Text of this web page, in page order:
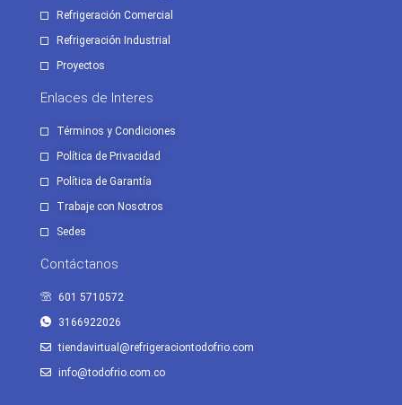
Refrigeración Comercial
Refrigeración Industrial
Proyectos
Enlaces de Interes
Términos y Condiciones
Política de Privacidad
Política de Garantía
Trabaje con Nosotros
Sedes
Contáctanos
601 5710572
3166922026
tiendavirtual@refrigeraciontodofrio.com
info@todofrio.com.co